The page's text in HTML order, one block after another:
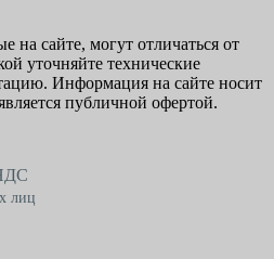
на сайте, могут отличаться от
уточняйте технические
Информация на сайте носит
публичной офертой.
лиц